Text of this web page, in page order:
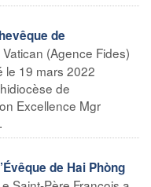
de
(Agence Fides)
le 19 mars 2022
de
Excellence Mgr
de Hai Phòng